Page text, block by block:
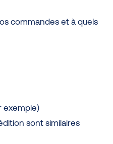
commandes et à quels
exemple)
sont similaires